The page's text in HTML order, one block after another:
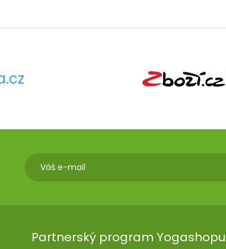
Partnerský program Yogashopu